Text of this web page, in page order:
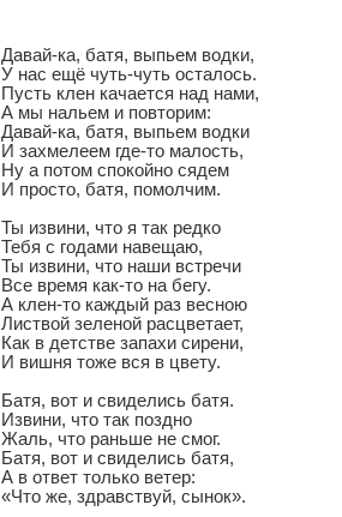
Давай-ка, батя, выпьем водки,
У нас ещё чуть-чуть осталось.
Пусть клен качается над нами,
А мы нальем и повторим:
Давай-ка, батя, выпьем водки
И захмелеем где-то малость,
Ну а потом спокойно сядем
И просто, батя, помолчим.
Ты извини, что я так редко
Тебя с годами навещаю,
Ты извини, что наши встречи
Все время как-то на бегу.
А клен-то каждый раз весною
Листвой зеленой расцветает,
Как в детстве запахи сирени,
И вишня тоже вся в цвету.
Батя, вот и свиделись батя.
Извини, что так поздно
Жаль, что раньше не смог.
Батя, вот и свиделись батя,
А в ответ только ветер:
«Что же, здравствуй, сынок».